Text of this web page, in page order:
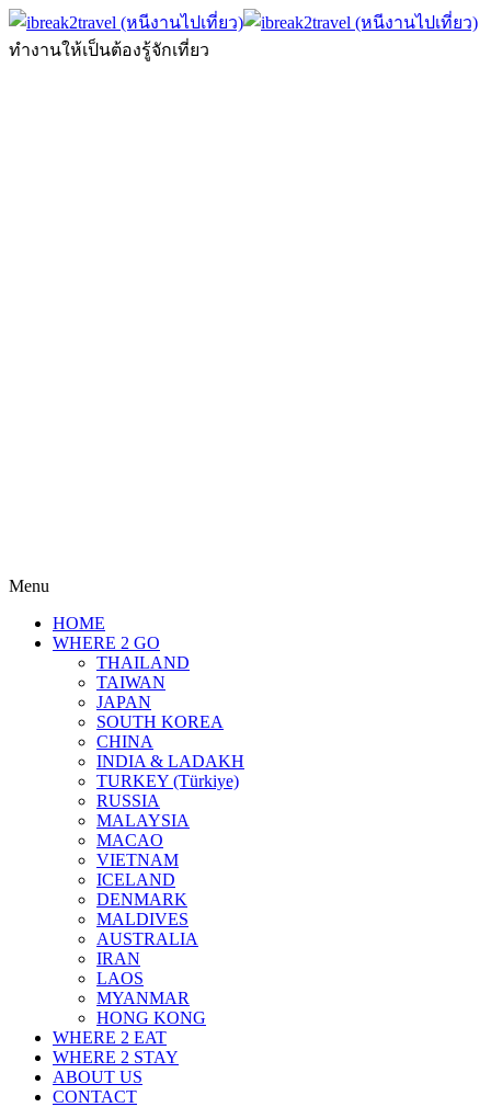
ทำงานให้เป็นต้องรู้จักเที่ยว
Menu
HOME
WHERE 2 GO
THAILAND
TAIWAN
JAPAN
SOUTH KOREA
CHINA
INDIA & LADAKH
TURKEY (Türkiye)
RUSSIA
MALAYSIA
MACAO
VIETNAM
ICELAND
DENMARK
MALDIVES
AUSTRALIA
IRAN
LAOS
MYANMAR
HONG KONG
WHERE 2 EAT
WHERE 2 STAY
ABOUT US
CONTACT